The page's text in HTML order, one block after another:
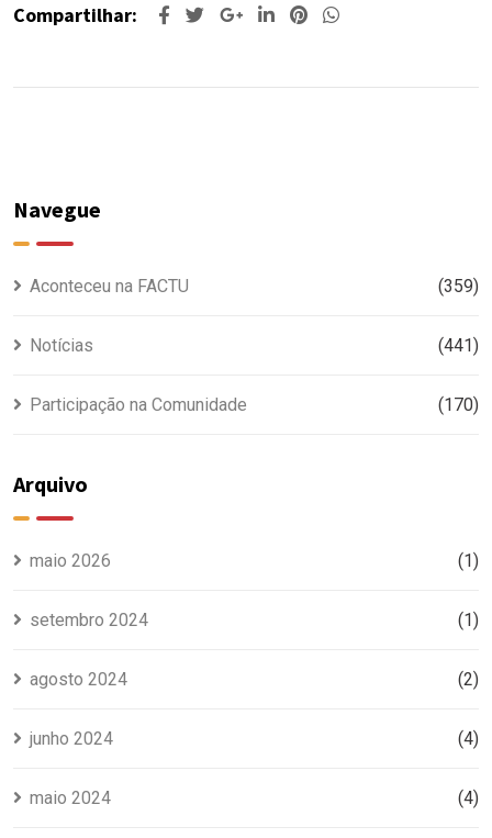
Compartilhar:
Navegue
Aconteceu na FACTU (359)
Notícias (441)
Participação na Comunidade (170)
Arquivo
maio 2026 (1)
setembro 2024 (1)
agosto 2024 (2)
junho 2024 (4)
maio 2024 (4)